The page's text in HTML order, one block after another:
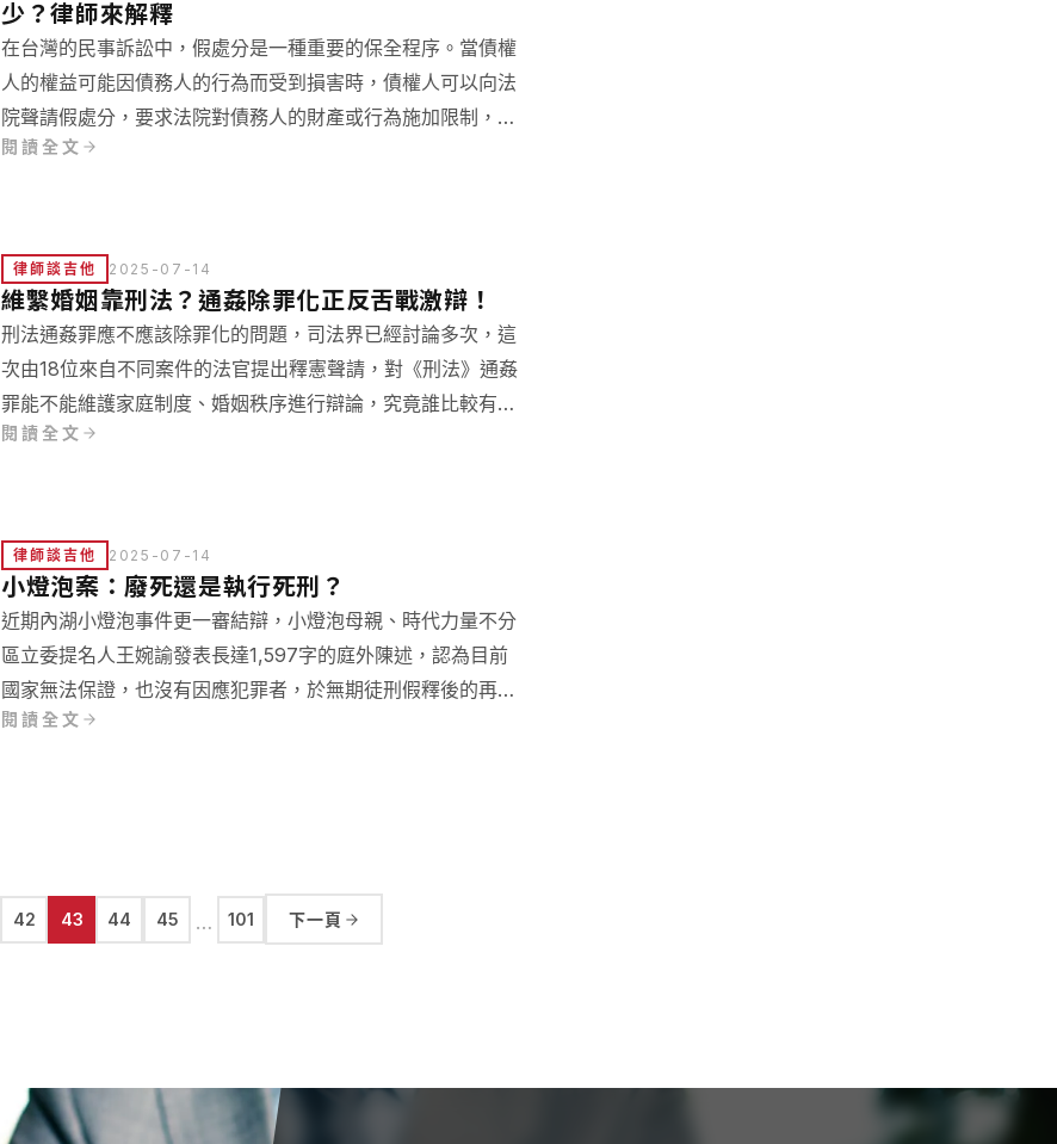
少？律師來解釋
在台灣的民事訴訟中，假處分是一種重要的保全程序。當債權
人的權益可能因債務人的行為而受到損害時，債權人可以向法
院聲請假處分，要求法院對債務人的財產或行為施加限制，以
保障自己的權益。假處分的目的是防止在訴訟期間因債務人的
閱讀全文
律師談吉他 2025-07-14
維繫婚姻靠刑法？通姦除罪化正反舌戰激辯！
刑法通姦罪應不應該除罪化的問題，司法界已經討論多次，這
次由18位來自不同案件的法官提出釋憲聲請，對《刑法》通姦
罪能不能維護家庭制度、婚姻秩序進行辯論，究竟誰比較有道
理呢？
閱讀全文
律師談吉他 2025-07-14
小燈泡案：廢死還是執行死刑？
近期內湖小燈泡事件更一審結辯，小燈泡母親、時代力量不分
區立委提名人王婉諭發表長達1,597字的庭外陳述，認為目前
國家無法保證，也沒有因應犯罪者，於無期徒刑假釋後的再犯
風險，並且認為將身心障礙犯罪者關進監獄後，不但無法矯正
閱讀全文
42 43 44 45 … 101 下一頁